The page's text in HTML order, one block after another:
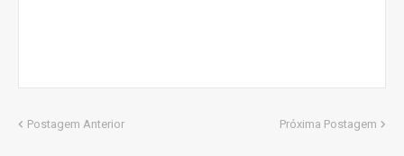
Postagem Anterior Próxima Postagem